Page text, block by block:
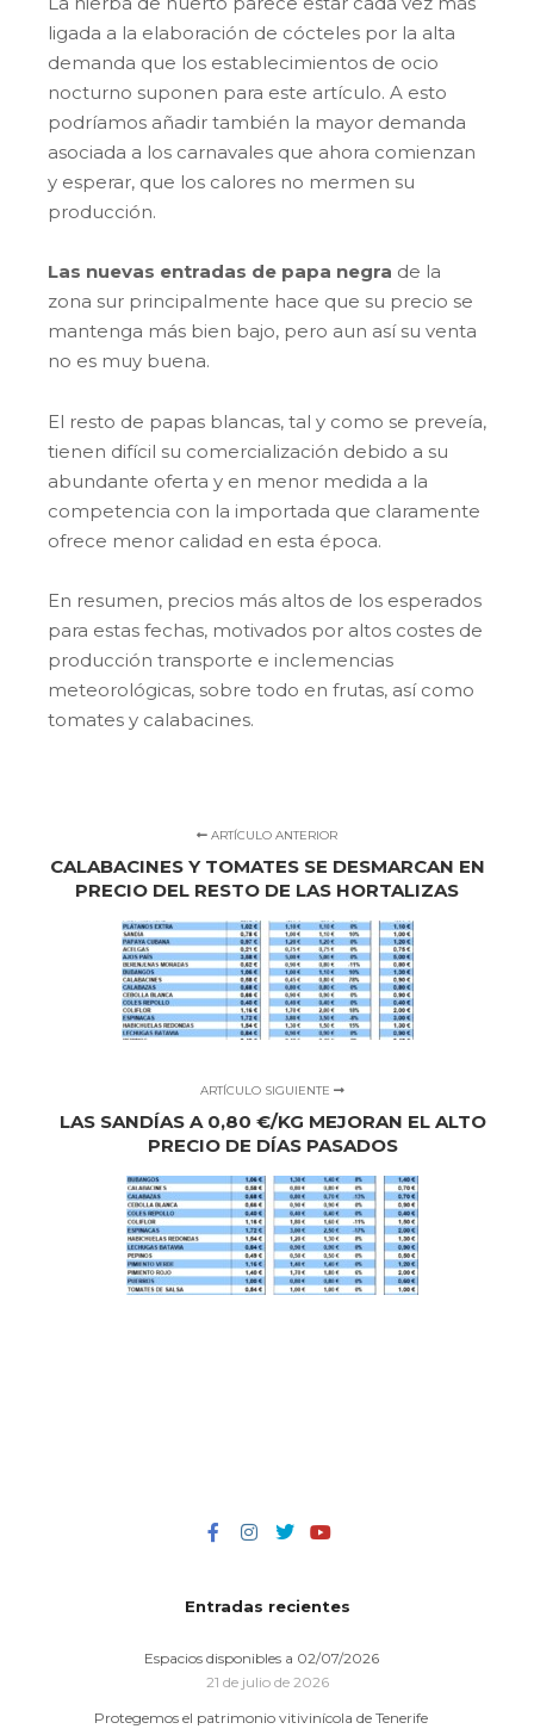
ligada a la elaboración de cócteles por la alta
demanda que los establecimientos de ocio
nocturno suponen para este artículo. A esto
podríamos añadir también la mayor demanda
asociada a los carnavales que ahora comienzan
y esperar, que los calores no mermen su
producción.
Las nuevas entradas de papa negra de la
zona sur principalmente hace que su precio se
mantenga más bien bajo, pero aun así su venta
no es muy buena.
El resto de papas blancas, tal y como se preveía,
tienen difícil su comercialización debido a su
abundante oferta y en menor medida a la
competencia con la importada que claramente
ofrece menor calidad en esta época.
En resumen, precios más altos de los esperados
para estas fechas, motivados por altos costes de
producción transporte e inclemencias
meteorológicas, sobre todo en frutas, así como
tomates y calabacines.
ARTÍCULO ANTERIOR
CALABACINES Y TOMATES SE DESMARCAN EN
PRECIO DEL RESTO DE LAS HORTALIZAS
ARTÍCULO SIGUIENTE
LAS SANDÍAS A 0,80 €/KG MEJORAN EL ALTO
PRECIO DE DÍAS PASADOS
Entradas recientes
Espacios disponibles a 02/07/2026
21 de julio de 2026
Protegemos el patrimonio vitivinícola de Tenerife